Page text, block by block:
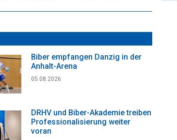
Biber empfangen Danzig in der
Anhalt-Arena
05.08.2026
DRHV und Biber-Akademie treiben
Professionalisierung weiter
voran